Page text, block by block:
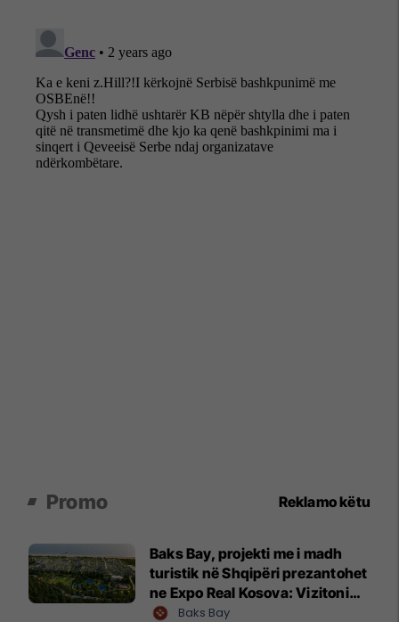
Promo Reklamo këtu
Baks Bay, projekti me i madh
turistik në Shqipëri prezantohet
ne Expo Real Kosova: Vizitoni
shtandin dhe zbuloni
Baks Bay